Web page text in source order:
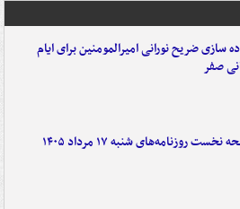
سازی ضریح نورانی امیرالمومنین برای ایام
صفر
نخست روزنامه‌های شنبه ۱۷ مرداد ۱۴۰۵